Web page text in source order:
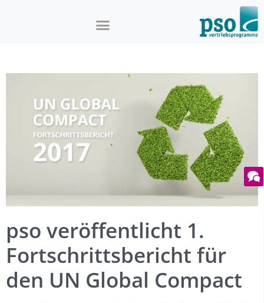
pso veröffentlicht 1.
Fortschrittsbericht für
den UN Global Compact